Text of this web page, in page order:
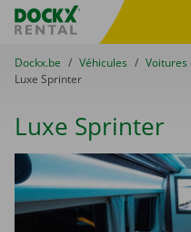
sitename
You are here:
du
Dockx.be to
Véhicules to
Voitures
Luxe Sprinter
Luxe Sprinter